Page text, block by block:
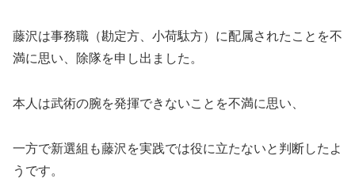
藤沢は事務職（勘定方、小荷駄方）に配属されたことを不
満に思い、除隊を申し出ました。
本人は武術の腕を発揮できないことを不満に思い、
一方で新選組も藤沢を実践では役に立たないと判断したよ
うです。